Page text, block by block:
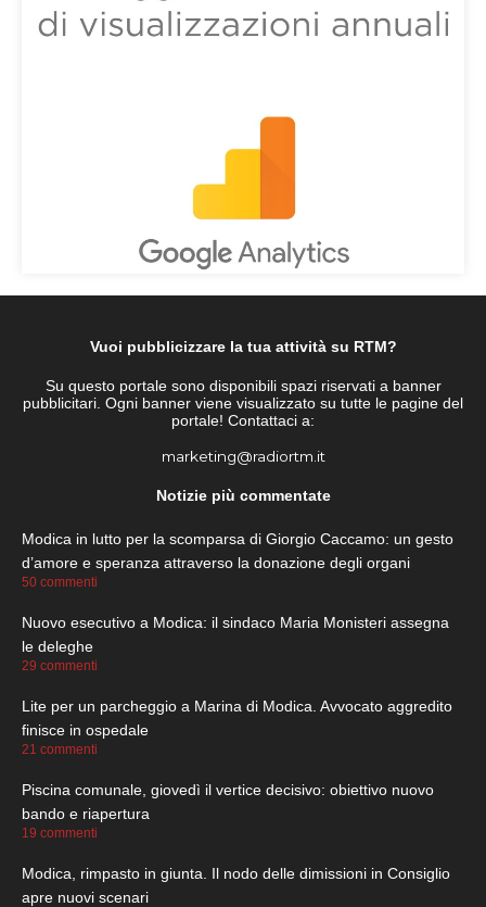
Vuoi pubblicizzare la tua attività su RTM?
Su questo portale sono disponibili spazi riservati a banner
pubblicitari. Ogni banner viene visualizzato su tutte le pagine del
portale! Contattaci a:
marketing@radiortm.it
Notizie più commentate
Modica in lutto per la scomparsa di Giorgio Caccamo: un gesto
d’amore e speranza attraverso la donazione degli organi
50 commenti
Nuovo esecutivo a Modica: il sindaco Maria Monisteri assegna
le deleghe
29 commenti
Lite per un parcheggio a Marina di Modica. Avvocato aggredito
finisce in ospedale
21 commenti
Piscina comunale, giovedì il vertice decisivo: obiettivo nuovo
bando e riapertura
19 commenti
Modica, rimpasto in giunta. Il nodo delle dimissioni in Consiglio
apre nuovi scenari